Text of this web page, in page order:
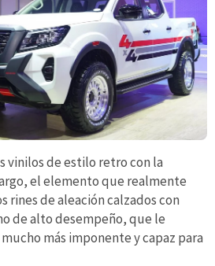
vinilos de estilo retro con la
el elemento que realmente
rines de aleación calzados con
de alto desempeño, que le
más imponente y capaz para